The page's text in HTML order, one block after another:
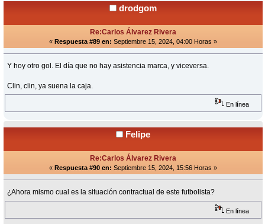
drodgom
Re:Carlos Álvarez Rivera
« Respuesta #89 en: Septiembre 15, 2024, 04:00 Horas »
Y hoy otro gol. El día que no hay asistencia marca, y viceversa.
Clin, clin, ya suena la caja.
En línea
Felipe
Re:Carlos Álvarez Rivera
« Respuesta #90 en: Septiembre 15, 2024, 15:56 Horas »
¿Ahora mismo cual es la situación contractual de este futbolista?
En línea